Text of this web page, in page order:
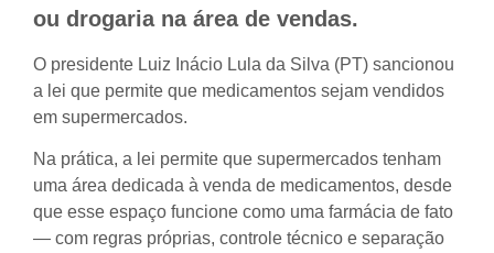
ou drogaria na área de vendas.
O presidente Luiz Inácio Lula da Silva (PT) sancionou
a lei que permite que medicamentos sejam vendidos
em supermercados.
Na prática, a lei permite que supermercados tenham
uma área dedicada à venda de medicamentos, desde
que esse espaço funcione como uma farmácia de fato
— com regras próprias, controle técnico e separação